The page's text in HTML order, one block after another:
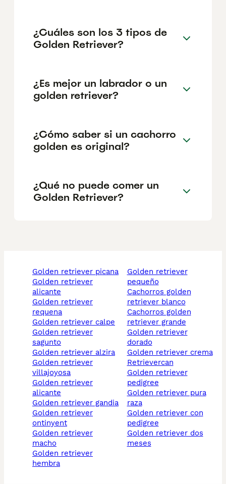
¿Cuáles son los 3 tipos de
Golden Retriever?
¿Es mejor un labrador o un
golden retriever?
¿Cómo saber si un cachorro
golden es original?
¿Qué no puede comer un
Golden Retriever?
golden retriever picana
golden retriever
alicante
golden retriever
requena
golden retriever calpe
golden retriever
sagunto
golden retriever alzira
golden retriever
villajoyosa
golden retriever
alicante
golden retriever gandia
golden retriever
ontinyent
golden retriever
macho
golden retriever
hembra
golden retriever
pequeño
cachorros golden
retriever blanco
cachorros golden
retriever grande
golden retriever
dorado
golden retriever crema
retrievercan
golden retriever
pedigree
golden retriever pura
raza
golden retriever con
pedigree
golden retriever dos
meses